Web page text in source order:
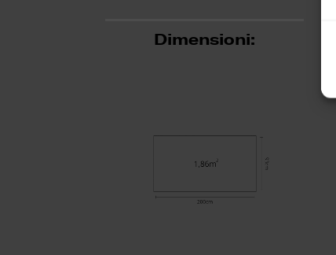
Dimensioni: